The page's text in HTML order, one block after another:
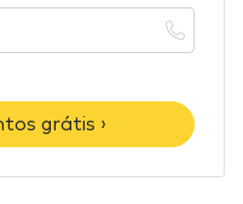
grátis ›